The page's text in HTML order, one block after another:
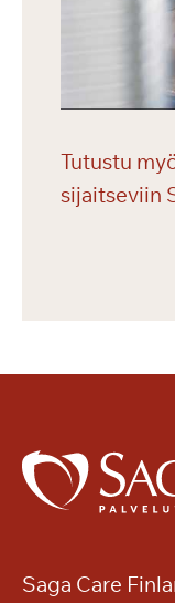
Tutustu
sijaitseviin
Saga Care